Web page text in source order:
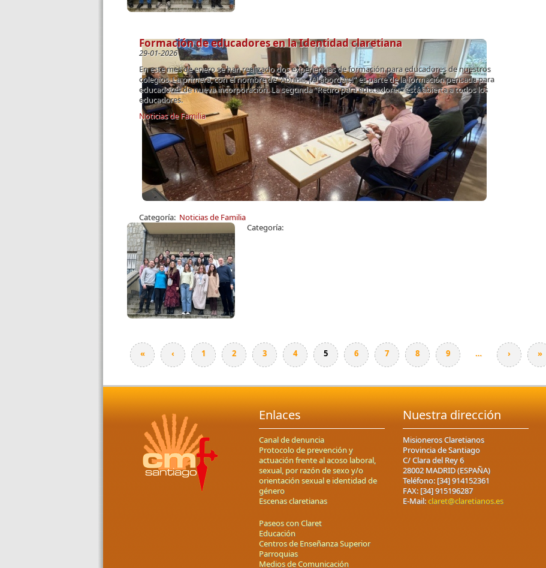
Categoría: Noticias de Familia
Formación de educadores en la Identidad claretiana
29-01-2026
En este mes de enero se han realizado dos experiencias de formación para educadores de nuestros
colegios. La primera, con el nombre de “Abrasa, ¡Al abordaje!” es parte de la formación pensada para
educadores de nueva incorporación. La segunda “Retiro para educadores” está abierta a todos los
educadores.
Categoría:
Noticias de Familia
Páginas
« ‹ 1 2 3 4 5 6 7 8 9 … › »
Enlaces
Canal de denuncia
Protocolo de prevención y
actuación frente al acoso laboral,
sexual, por razón de sexo y/o
orientación sexual e identidad de
género
Escenas claretianas
Paseos con Claret
Educación
Centros de Enseñanza Superior
Parroquias
Medios de Comunicación
Nuestra dirección
Misioneros Claretianos
Provincia de Santiago
C/ Clara del Rey 6
28002 MADRID (ESPAÑA)
Teléfono: [34] 914152361
FAX: [34] 915196287
E-Mail:claret@claretianos.es